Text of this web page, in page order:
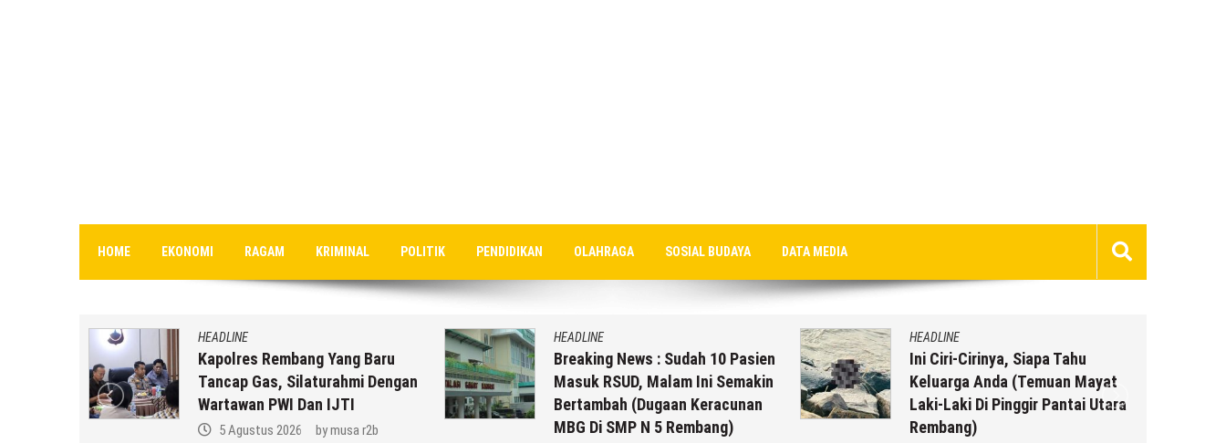
HOME EKONOMI RAGAM KRIMINAL POLITIK PENDIDIKAN OLAHRAGA SOSIAL BUDAYA DATA MEDIA
HEADLINE
Kapolres Rembang Yang Baru
Tancap Gas, Silaturahmi Dengan
Wartawan PWI Dan IJTI
5 Agustus 2026 bymusa r2b
HEADLINE
Breaking News : Sudah 10 Pasien
Masuk RSUD, Malam Ini Semakin
Bertambah (Dugaan Keracunan
MBG Di SMP N 5 Rembang)
HEADLINE
Ini Ciri-Cirinya, Siapa Tahu
Keluarga Anda (Temuan Mayat
Laki-Laki Di Pinggir Pantai Utara
Rembang)